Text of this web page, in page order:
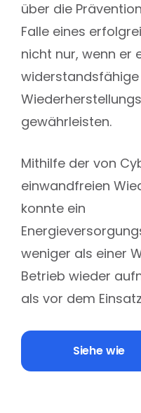
über die
Falle eines
nicht nur, wenn er
widerstandsfähige
gewährleisten.
Mithilfe der von
einwandfreien
konnte ein
weniger als einer
Betrieb wieder
als vor dem
Siehe wie